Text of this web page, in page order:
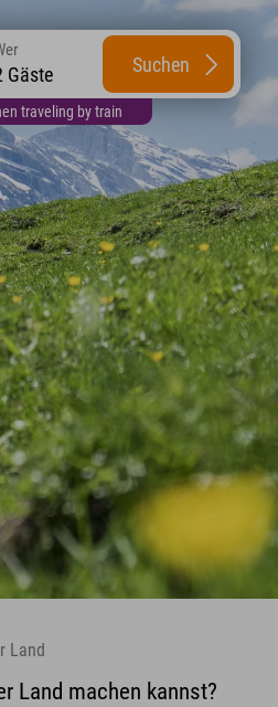
traveling by train
Gäste Suchen
Land
Land machen kannst?